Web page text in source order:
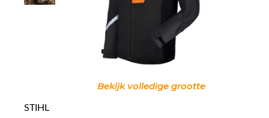
Bekijk volledige grootte
STIHL